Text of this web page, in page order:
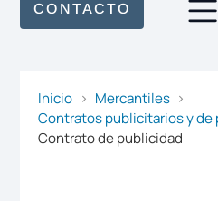
CONTACTO
Inicio
Mercantiles
Contratos publicitarios y de
Contrato de publicidad